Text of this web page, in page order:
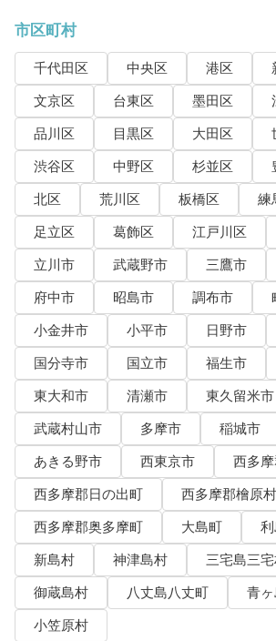
市区町村
千代田区 中央区 港区
文京区
台東区 墨田区
品川区
目黒区 大田区
渋谷区
中野区 杉並区
北区
荒川区 板橋区
練
足立区
葛飾区 江戸川区
立川市
武蔵野市 三鷹市
府中市
昭島市 調布市
小金井市
小平市 日野市
国分寺市
国立市 福生市
東大和市
清瀬市
東久留米市
武蔵村山市
多摩市 稲城市
あきる野市
西東京市
西多
西多摩郡日の出町
西多摩郡檜原村
西多摩郡奥多摩町
大島町
新島村
神津島村
三宅島三
御蔵島村
八丈島八丈町
青
小笠原村